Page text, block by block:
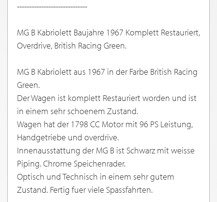
-----------------------------
MG B Kabriolett Baujahre 1967 Komplett Restauriert,
Overdrive, British Racing Green.
MG B Kabriolett aus 1967 in der Farbe British Racing
Green.
Der Wagen ist komplett Restauriert worden und ist
in einem sehr schoenem Zustand.
Wagen hat der 1798 CC Motor mit 96 PS Leistung,
Handgetriebe und overdrive.
Innenausstattung der MG B ist Schwarz mit weisse
Piping. Chrome Speichenrader.
Optisch und Technisch in einem sehr gutem
Zustand. Fertig fuer viele Spassfahrten.